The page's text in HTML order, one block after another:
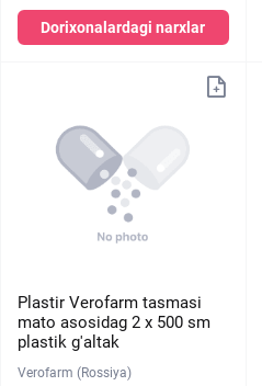
Dorixonalardagi narxlar
Plastir Verofarm tasmasi
mato asosidag 2 х 500 sm
plastik g'altak
Verofarm (Rossiya)